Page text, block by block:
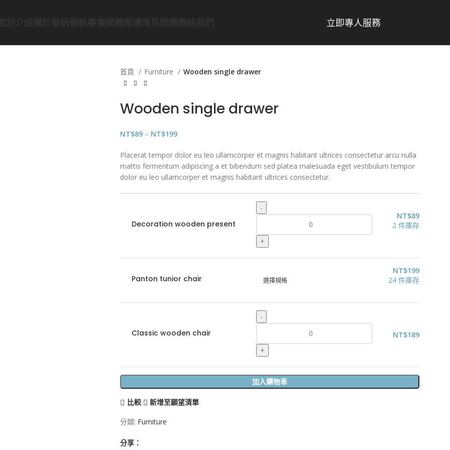
立即專人服務
首頁 Furniture Wooden single drawer
Wooden single drawer
NT$89 – NT$199
Placerat tempor dolor eu leo ullamcorper et magnis habitant ultrices consectetur arcu nulla
mattis fermentum adipiscing a et bibendum sed platea malesuada eget vestibulum tempor
dolor eu leo ullamcorper et magnis habitant ultrices consectetur.
Decoration wooden present
NT$89
2 件庫存
Panton tunior chair 選擇規格
NT$199
24 件庫存
Classic wooden chair NT$189
加入購物車
比較 新增至願望清單
分類: Furniture
分享：